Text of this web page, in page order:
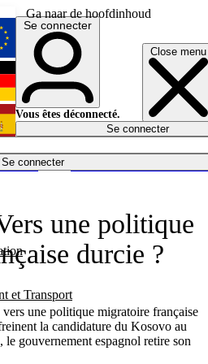
Ga naar de hoofdinhoud
Close menu
Se connecter
et Transport
English
Deutsch
Español
Se connecter
Vous êtes déconnecté.
Se connecter
une politique
durcie ?
vers une politique migratoire française
la candidature du Kosovo au
gouvernement espagnol retire son